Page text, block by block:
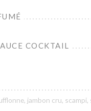
COCKTAIL
jambon cru,